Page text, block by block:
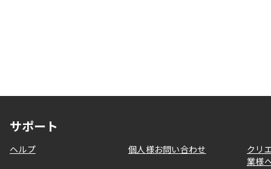
サポート
ヘルプ 個人様お問い合わせ
クリ
業様